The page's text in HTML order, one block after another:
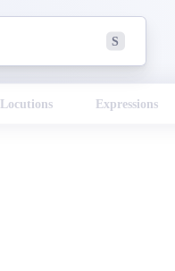
S
Locutions Expressions